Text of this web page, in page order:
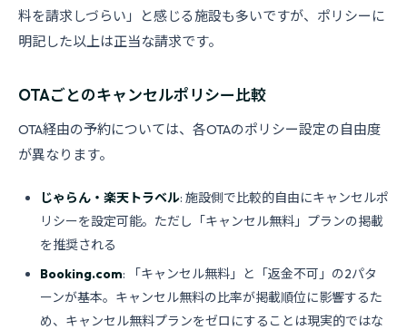
料を請求しづらい」と感じる施設も多いですが、ポリシーに
明記した以上は正当な請求です。
OTAごとのキャンセルポリシー比較
OTA経由の予約については、各OTAのポリシー設定の自由度
が異なります。
じゃらん・楽天トラベル: 施設側で比較的自由にキャンセルポ
リシーを設定可能。ただし「キャンセル無料」プランの掲載
を推奨される
Booking.com: 「キャンセル無料」と「返金不可」の2パタ
ーンが基本。キャンセル無料の比率が掲載順位に影響するた
め、キャンセル無料プランをゼロにすることは現実的ではな